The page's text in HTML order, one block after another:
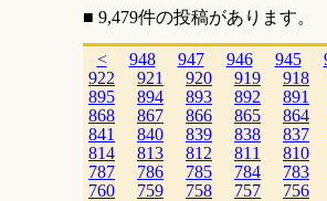
■ 9,479件の投稿があります。
< 948 947 946 945
922
921 920 919 918
895
894 893 892 891
868
867 866 865 864
841
840 839 838 837
814
813 812 811 810
787
786 785 784 783
760
759 758 757 756